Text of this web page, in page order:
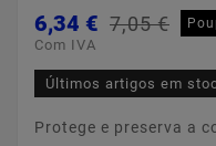
6,34 € 7,05 €
Com IVA
Últimos artigos em
Protege e preserva a